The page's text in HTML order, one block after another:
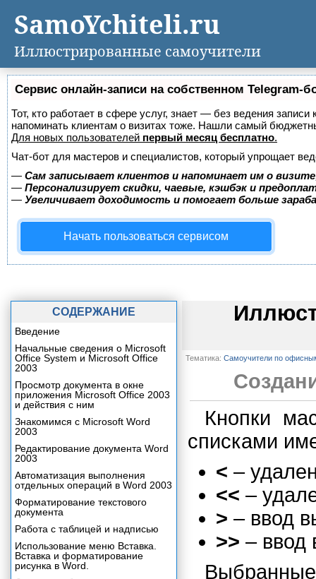
Сервис онлайн-записи на собственном Telegram-
Тот, кто работает в сфере услуг, знает — без ведения
напоминать клиентам о визитах тоже. Нашли самый
Для новых пользователей первый месяц бесплатно.
Чат-бот для мастеров и специалистов, который упрощает
— Сам записывает клиентов и напоминает им о
— Персонализирует скидки, чаевые, кэшбэк и
— Увеличивает доходимость и помогает больше
Начать пользоваться сервисом
Тематика: Самоучители по
Кнопки
списками
< –
<< –
> – ввод
>> – ввод
СОДЕРЖАНИЕ
Введение
Начальные сведения о Microsoft
Office System и Microsoft Office
2003
Просмотр документа в окне
приложения Microsoft Office 2003
и действия с ним
Знакомимся с Microsoft Word
2003
Редактирование документа Word
2003
Автоматизация выполнения
отдельных операций в Word 2003
Форматирование текстового
документа
Работа с таблицей и надписью
Использование меню Вставка.
Вставка и форматирование
рисунка в Word.
SamoYchiteli.ru
Иллюстрированные самоучители